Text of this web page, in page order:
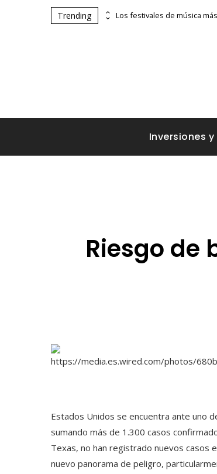
Trending Impacto de los accidentes industriales en la supervisión estatal y ambiental
Inversiones
Riesgo de
Estados Unidos se encuentra ante uno
sumando más de 1.300 casos
Texas, no han registrado nuevos casos
nuevo panorama de peligro,